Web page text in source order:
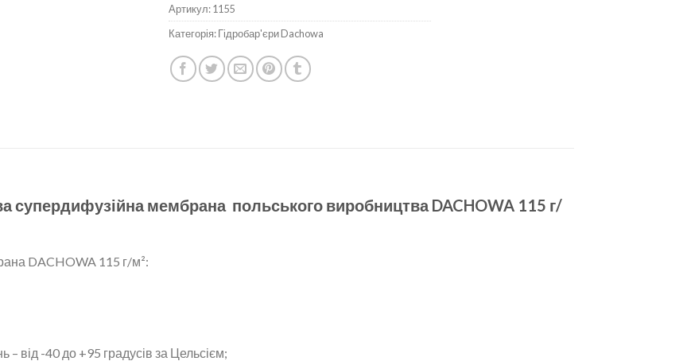
Артикул:1155
Категорія:Гідробар'єри Dachowa
супердифузійна мембрана польського виробництва DACHOWA 115 г/
DACHOWA 115 г/м²:
від -40 до +95 градусів за Цельсієм;